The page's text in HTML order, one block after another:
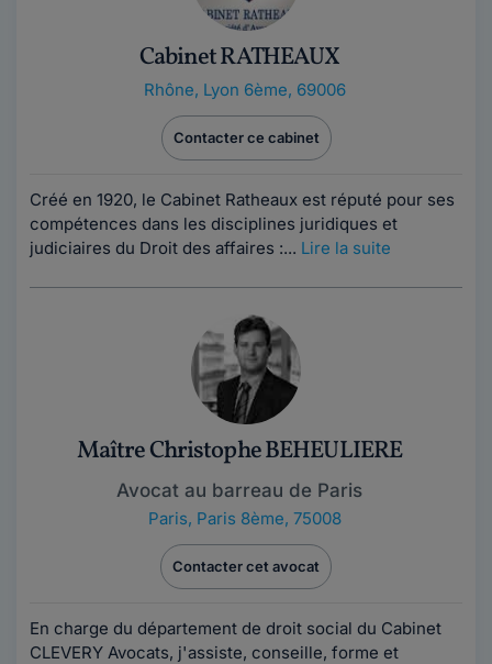
Cabinet RATHEAUX
Rhône, Lyon 6ème, 69006
Contacter ce cabinet
Créé en 1920, le Cabinet Ratheaux est réputé pour ses
compétences dans les disciplines juridiques et
judiciaires du Droit des affaires :... Lire la suite
Maître Christophe BEHEULIERE
Avocat au barreau de Paris
Paris, Paris 8ème, 75008
Contacter cet avocat
En charge du département de droit social du Cabinet
CLEVERY Avocats, j'assiste, conseille, forme et